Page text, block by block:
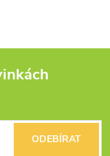
ODEBÍRAT